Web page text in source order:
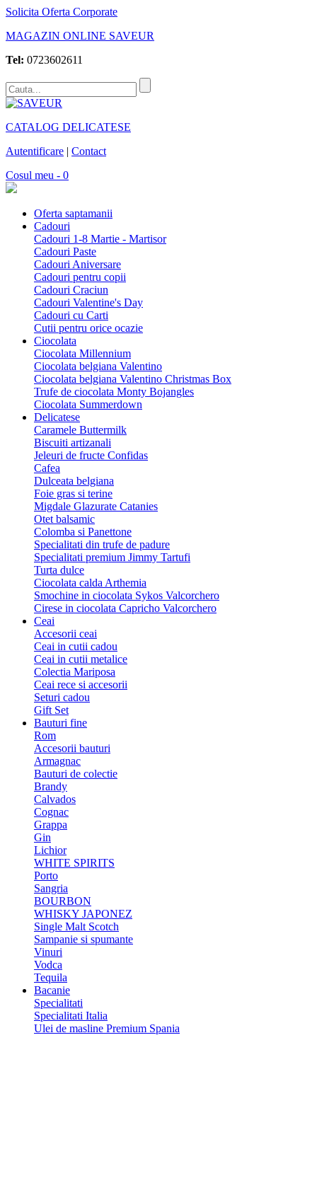
Solicita Oferta Corporate
MAGAZIN ONLINE SAVEUR
Tel: 0723602611
CATALOG DELICATESE
Autentificare | Contact
Cosul meu - 0
Oferta saptamanii
Cadouri
Cadouri 1-8 Martie - Martisor
Cadouri Paste
Cadouri Aniversare
Cadouri pentru copii
Cadouri Craciun
Cadouri Valentine's Day
Cadouri cu Carti
Cutii pentru orice ocazie
Ciocolata
Ciocolata Millennium
Ciocolata belgiana Valentino
Ciocolata belgiana Valentino Christmas Box
Trufe de ciocolata Monty Bojangles
Ciocolata Summerdown
Delicatese
Caramele Buttermilk
Biscuiti artizanali
Jeleuri de fructe Confidas
Cafea
Dulceata belgiana
Foie gras si terine
Migdale Glazurate Catanies
Otet balsamic
Colomba si Panettone
Specialitati din trufe de padure
Specialitati premium Jimmy Tartufi
Turta dulce
Ciocolata calda Arthemia
Smochine in ciocolata Sykos Valcorchero
Cirese in ciocolata Capricho Valcorchero
Ceai
Accesorii ceai
Ceai in cutii cadou
Ceai in cutii metalice
Colectia Mariposa
Ceai rece si accesorii
Seturi cadou
Gift Set
Bauturi fine
Rom
Accesorii bauturi
Armagnac
Bauturi de colectie
Brandy
Calvados
Cognac
Grappa
Gin
Lichior
WHITE SPIRITS
Porto
Sangria
BOURBON
WHISKY JAPONEZ
Single Malt Scotch
Sampanie si spumante
Vinuri
Vodca
Tequila
Bacanie
Specialitati
Specialitati Italia
Ulei de masline Premium Spania